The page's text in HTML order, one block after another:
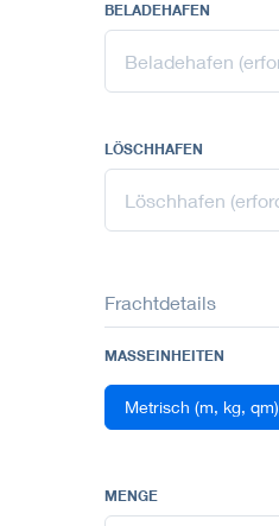
BELADEHAFEN
LÖSCHHAFEN
Frachtdetails
MASSEINHEITEN
Metrisch (m, kg, qm)
MENGE